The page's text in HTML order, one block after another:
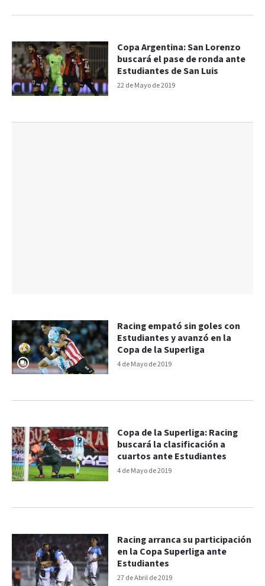
22 de Mayo de 2019
Copa Argentina: San Lorenzo
buscará el pase de ronda ante
Estudiantes de San Luis
4 de Mayo de 2019
Racing empató sin goles con
Estudiantes y avanzó en la
Copa de la Superliga
4 de Mayo de 2019
Copa de la Superliga: Racing
buscará la clasificación a
cuartos ante Estudiantes
27 de Abril de 2019
Racing arranca su participación
en la Copa Superliga ante
Estudiantes